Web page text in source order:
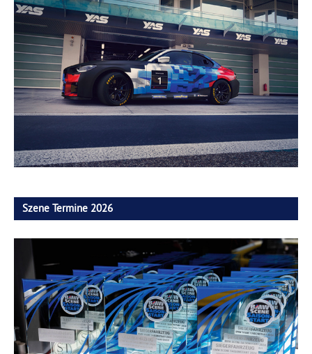
Szene Termine 2026